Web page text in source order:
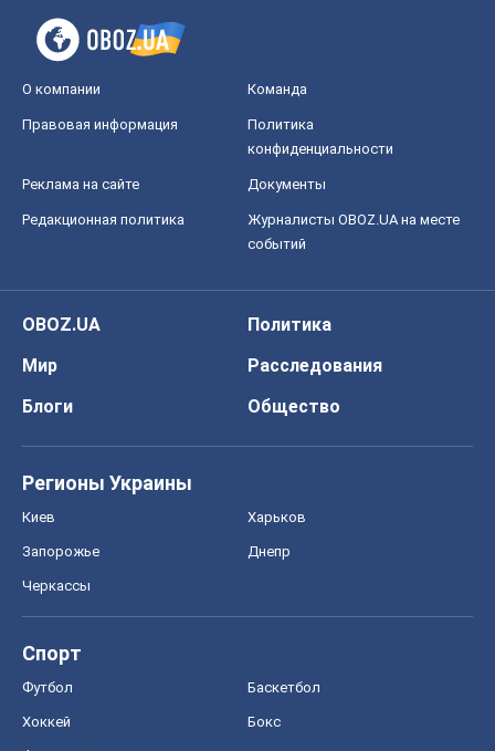
О компании Команда
Правовая информация
Политика
конфиденциальности
Реклама на сайте Документы
Редакционная политика
Журналисты OBOZ.UA на месте
событий
OBOZ.UA
Политика
Мир
Расследования
Блоги
Общество
Регионы Украины
Киев Харьков
Запорожье Днепр
Черкассы
Спорт
Футбол Баскетбол
Хоккей Бокс